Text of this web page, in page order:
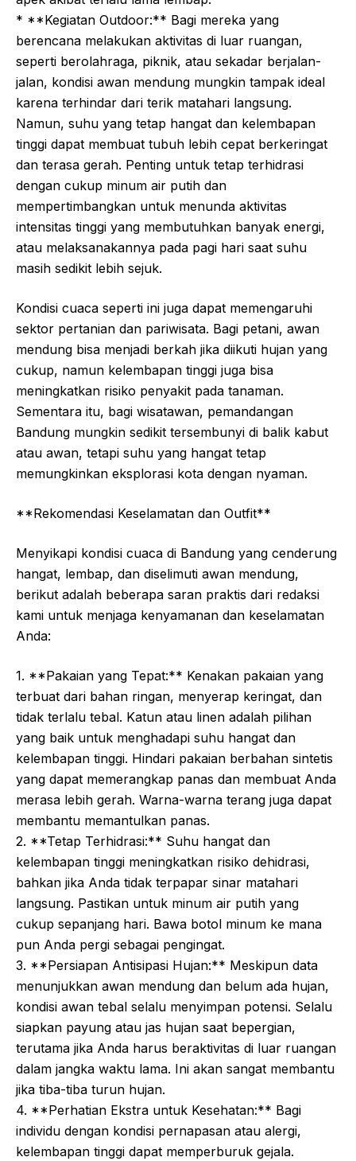
* **Kegiatan Outdoor:** Bagi mereka yang
berencana melakukan aktivitas di luar ruangan,
seperti berolahraga, piknik, atau sekadar berjalan-
jalan, kondisi awan mendung mungkin tampak ideal
karena terhindar dari terik matahari langsung.
Namun, suhu yang tetap hangat dan kelembapan
tinggi dapat membuat tubuh lebih cepat berkeringat
dan terasa gerah. Penting untuk tetap terhidrasi
dengan cukup minum air putih dan
mempertimbangkan untuk menunda aktivitas
intensitas tinggi yang membutuhkan banyak energi,
atau melaksanakannya pada pagi hari saat suhu
masih sedikit lebih sejuk.
Kondisi cuaca seperti ini juga dapat memengaruhi
sektor pertanian dan pariwisata. Bagi petani, awan
mendung bisa menjadi berkah jika diikuti hujan yang
cukup, namun kelembapan tinggi juga bisa
meningkatkan risiko penyakit pada tanaman.
Sementara itu, bagi wisatawan, pemandangan
Bandung mungkin sedikit tersembunyi di balik kabut
atau awan, tetapi suhu yang hangat tetap
memungkinkan eksplorasi kota dengan nyaman.
**Rekomendasi Keselamatan dan Outfit**
Menyikapi kondisi cuaca di Bandung yang cenderung
hangat, lembap, dan diselimuti awan mendung,
berikut adalah beberapa saran praktis dari redaksi
kami untuk menjaga kenyamanan dan keselamatan
Anda:
1. **Pakaian yang Tepat:** Kenakan pakaian yang
terbuat dari bahan ringan, menyerap keringat, dan
tidak terlalu tebal. Katun atau linen adalah pilihan
yang baik untuk menghadapi suhu hangat dan
kelembapan tinggi. Hindari pakaian berbahan sintetis
yang dapat memerangkap panas dan membuat Anda
merasa lebih gerah. Warna-warna terang juga dapat
membantu memantulkan panas.
2. **Tetap Terhidrasi:** Suhu hangat dan
kelembapan tinggi meningkatkan risiko dehidrasi,
bahkan jika Anda tidak terpapar sinar matahari
langsung. Pastikan untuk minum air putih yang
cukup sepanjang hari. Bawa botol minum ke mana
pun Anda pergi sebagai pengingat.
3. **Persiapan Antisipasi Hujan:** Meskipun data
menunjukkan awan mendung dan belum ada hujan,
kondisi awan tebal selalu menyimpan potensi. Selalu
siapkan payung atau jas hujan saat bepergian,
terutama jika Anda harus beraktivitas di luar ruangan
dalam jangka waktu lama. Ini akan sangat membantu
jika tiba-tiba turun hujan.
4. **Perhatian Ekstra untuk Kesehatan:** Bagi
individu dengan kondisi pernapasan atau alergi,
kelembapan tinggi dapat memperburuk gejala.